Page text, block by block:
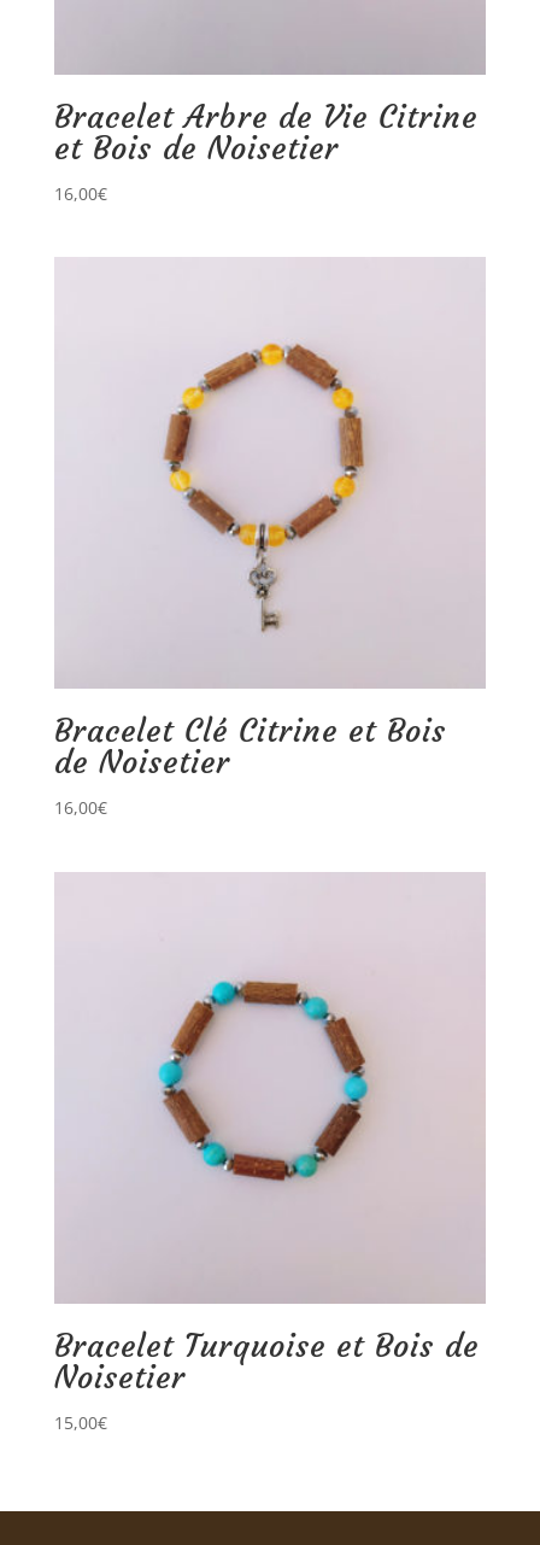
Bracelet Arbre de Vie Citrine
et Bois de Noisetier
16,00€
Bracelet Clé Citrine et Bois
de Noisetier
16,00€
Bracelet Turquoise et Bois de
Noisetier
15,00€